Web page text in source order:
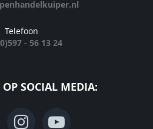
Telefoon
- 56 13 24
SOCIAL MEDIA: